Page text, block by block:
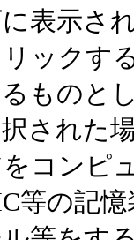
表示さ
ックす
ものと
された
コンピ
等の記